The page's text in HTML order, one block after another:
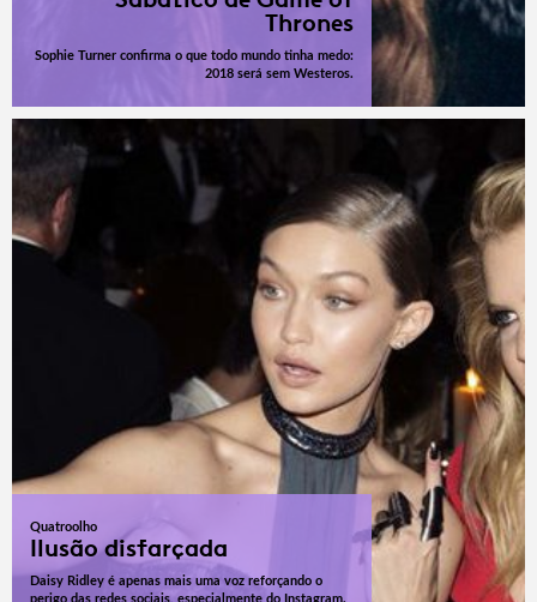
Thrones
Sophie Turner confirma o que todo mundo tinha medo:
2018 será sem Westeros.
Quatroolho
Ilusão disfarçada
Daisy Ridley é apenas mais uma voz reforçando o
perigo das redes sociais, especialmente do Instagram.